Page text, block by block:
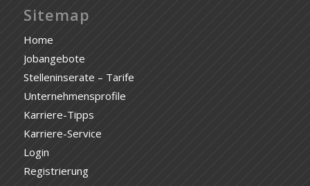
Sitemap
Home
Jobangebote
Stelleninserate – Tarife
Unternehmensprofile
Karriere-Tipps
Karriere-Service
Login
Registrierung